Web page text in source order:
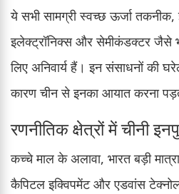
ये सभी सामग्री स्वच्छ ऊर्जा
इलेक्ट्रॉनिक्स और सेमीकंडक्टर जैसे
लिए अनिवार्य हैं। इन संसाधनों की
कारण चीन से इनका आयात करना
रणनीतिक क्षेत्रों में चीनी
कच्चे माल के अलावा, भारत बड़ी
कैपिटल इक्विपमेंट और एडवांस